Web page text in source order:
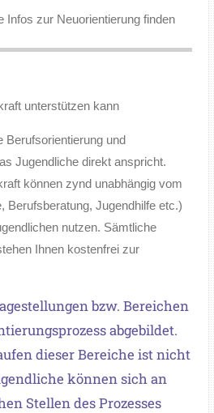
Infos zur Neuorientierung finden
unterstützen kann
Berufsorientierung und
Jugendliche direkt anspricht.
können zynd unabhängig vom
Berufsberatung, Jugendhilfe etc.)
nutzen. Sämtliche
Ihnen kostenfrei zur
bzw. Bereichen
abgebildet.
dieser Bereiche ist nicht
können sich an
Stellen des Prozesses